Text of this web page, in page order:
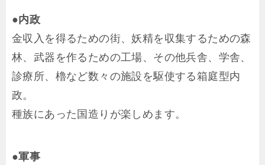
●内政
金収入を得るための街、妖精を収集するための森
林、武器を作るための工場、その他兵舎、学舎、
診療所、櫓など数々の施設を駆使する箱庭型内
政。
種族にあった国造りが楽しめます。
●軍事